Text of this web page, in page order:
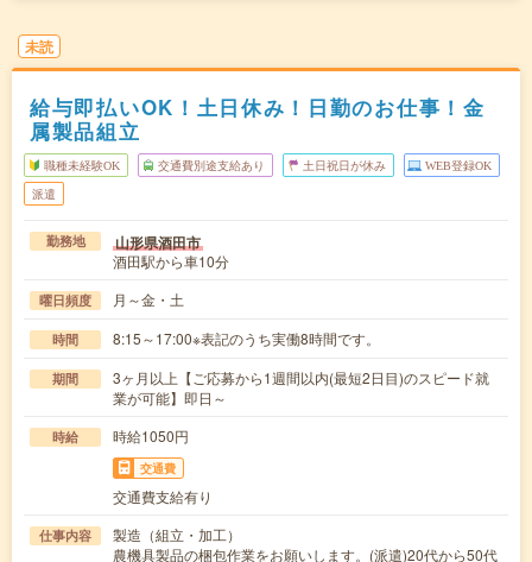
未読
給与即払いOK！土日休み！日勤のお仕事！金
属製品組立
職種未経験OK 交通費別途支給あり 土日祝日が休み WEB登録OK
派遣
勤務地 山形県酒田市
酒田駅から車10分
曜日頻度 月～金・土
時間 8:15～17:00※表記のうち実働8時間です。
期間
3ヶ月以上【ご応募から1週間以内(最短2日目)のスピード就
業が可能】即日～
時給 時給1050円
交通費
交通費支給有り
仕事内容
製造（組立・加工）
農機具製品の梱包作業をお願いします。(派遣)20代から50代